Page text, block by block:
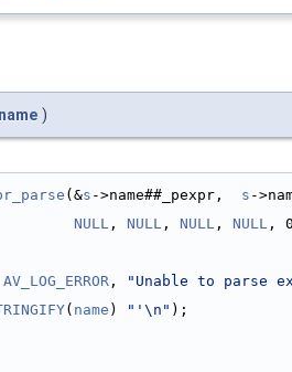
name )
(&s ->name##_pexpr, s -
NULL , NULL , NULL , NULL ,
AV_LOG_ERROR ,
"Unable to parse
( name ) "'\n" );